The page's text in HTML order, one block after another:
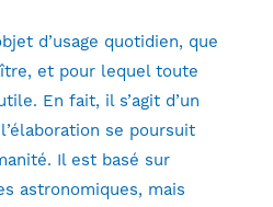
d’usage quotidien, que
et pour lequel toute
En fait, il s’agit d’un
se poursuit
Il est basé sur
astronomiques, mais